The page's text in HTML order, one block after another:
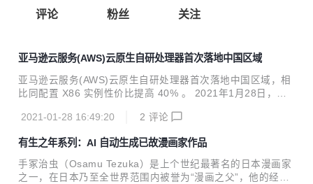
评论
粉丝 关注
亚马逊云服务(AWS)云原生自研处理器首次落地中国区域
亚马逊云服务(AWS)云原生自研处理器首次落地中国区域，相
比同配置 X86 实例性价比提高 40% 。 2021年1月28日，亚
供支持的 Amazon Elastic Compute Cloud （Amazon EC
国（北京）地区和由西云数据运营的 AWS 中国（宁夏）区域
推出，这是AWS自研的、原生为云而设计开发的芯片，也是A
WS自研处理器首次落地中国区域。Graviton 2作为AWS的第
2021-01-28 16:49:20 2 评论
有生之年系列：AI 自动生成已故漫画家作品
手冢治虫（Osamu Tezuka）是上个世纪最著名的日本漫画家
之一，在日本乃至全世界范围内被誉为“漫画之父”，他的经典